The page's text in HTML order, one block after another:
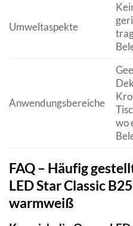
Umweltaspekte
Anwendungsbereiche
wo
FAQ – Häufig
LED Star Classic
warmweiß